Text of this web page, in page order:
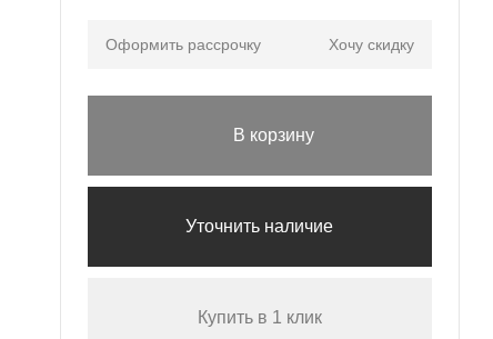
Оформить рассрочку Хочу скидку
В корзину
Уточнить наличие
Купить в 1 клик